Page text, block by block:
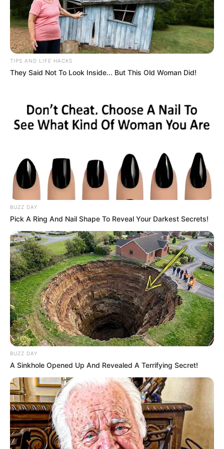
Revolutionary Sisters
TIPS AND LIFE HACKS
They Said Not To Look Inside... But This Old Woman Did!
BUZZ DAY
Pick A Ring And Nail Shape To Reveal Your Darkest Secrets!
BUZZ DAY
A Sinkhole Opened Up And Revealed A Terrifying Secret!